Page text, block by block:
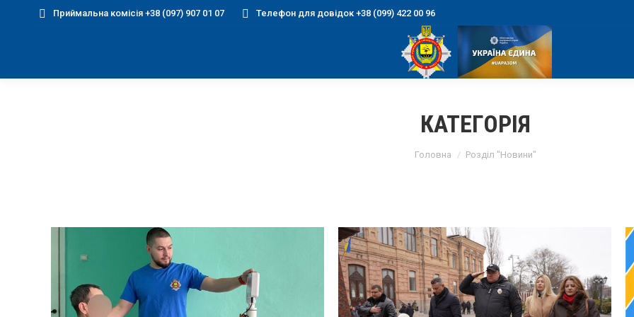
Приймальна комісія +38 (097) 907 01 07 Телефон для довідок +38 (099) 422 00 96
КАТЕГОРІЯ
Головна Розділ "Новини"